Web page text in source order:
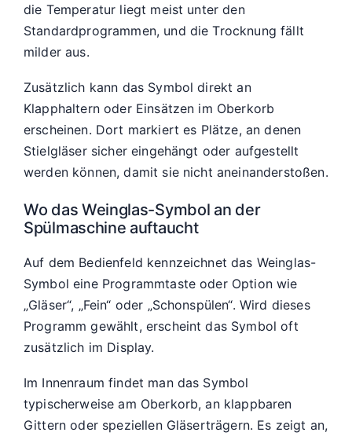
die Temperatur liegt meist unter den
Standardprogrammen, und die Trocknung fällt
milder aus.
Zusätzlich kann das Symbol direkt an
Klapphaltern oder Einsätzen im Oberkorb
erscheinen. Dort markiert es Plätze, an denen
Stielgläser sicher eingehängt oder aufgestellt
werden können, damit sie nicht aneinanderstoßen.
Wo das Weinglas-Symbol an der
Spülmaschine auftaucht
Auf dem Bedienfeld kennzeichnet das Weinglas-
Symbol eine Programmtaste oder Option wie
„Gläser“, „Fein“ oder „Schonspülen“. Wird dieses
Programm gewählt, erscheint das Symbol oft
zusätzlich im Display.
Im Innenraum findet man das Symbol
typischerweise am Oberkorb, an klappbaren
Gittern oder speziellen Gläserträgern. Es zeigt an,